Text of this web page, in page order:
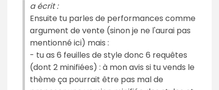
a écrit :
Ensuite tu parles de performances comme
argument de vente (sinon je ne l'aurai pas
mentionné ici) mais :
- tu as 6 feuilles de style donc 6 requêtes
(dont 2 minifiées) : à mon avis si tu vends le
thème ça pourrait être pas mal de